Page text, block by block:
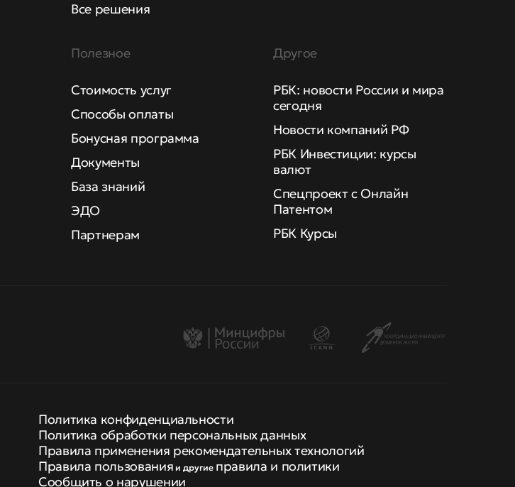
Все решения
Полезное
Стоимость услуг
Способы оплаты
Бонусная программа
Документы
База знаний
ЭДО
Партнерам
Другое
РБК: новости России и мира
сегодня
Новости компаний РФ
РБК Инвестиции: курсы
валют
Спецпроект с Онлайн
Патентом
РБК Курсы
Политика конфиденциальности
Политика обработки персональных данных
Правила применения рекомендательных технологий
Правила пользования и другие правила и политики
Сообщить о нарушении